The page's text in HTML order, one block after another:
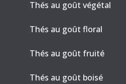
Thés au goût végétal
Thés au goût floral
Thés au goût fruité
Thés au goût boisé